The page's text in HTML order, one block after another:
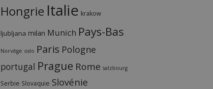
Hongrie Italie krakow
ljubljana milan Munich Pays-Bas
Norvège oslo Paris Pologne
portugal Prague Rome salzbourg
Serbie Slovaquie Slovénie